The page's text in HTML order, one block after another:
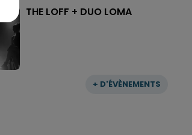
+ D'ÉVÈNEMENTS
THE LOFF + DUO LOMA